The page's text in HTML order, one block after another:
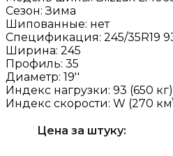
Сезон:Зима
Шипованные: нет
Спецификация: 245/35R19
Ширина: 245
Профиль: 35
Диаметр: 19''
Индекс нагрузки: 93 (650 кг)
Индекс скорости: W (270
Цена за штуку: